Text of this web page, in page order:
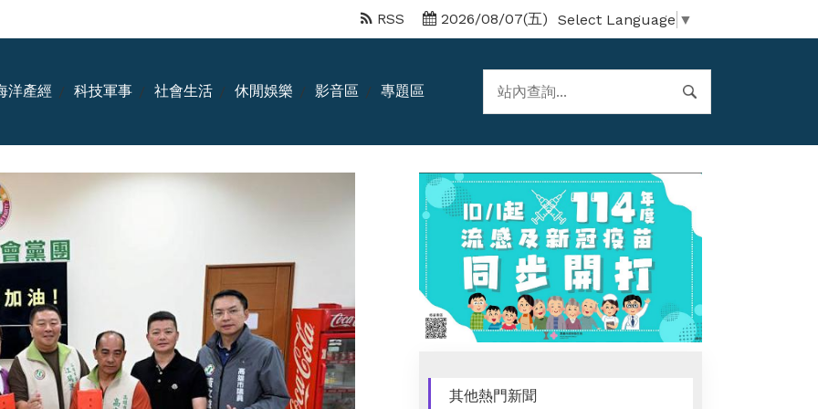
Select Language ▼
2026/08/07(五)
RSS
洋產經 科技軍事 社會生活 休閒娛樂 影音區 專題區
其他熱門新聞